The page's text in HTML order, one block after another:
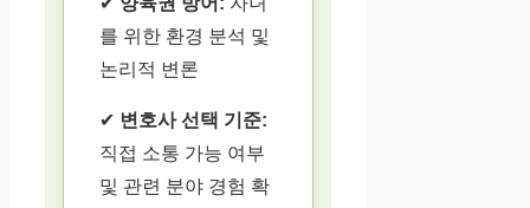
를 위한 환경 분석 및
논리적 변론
✔ 변호사 선택 기준:
직접 소통 가능 여부
및 관련 분야 경험 확